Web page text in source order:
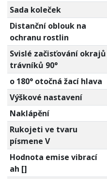
Sada koleček
Distanční oblouk na
ochranu rostlin
Svislé začisťování okrajů
trávníků 90°
o 180° otočná žací hlava
Výškové nastavení
Naklápění
Rukojeti ve tvaru
písmene V
Hodnota emise vibrací
ah []